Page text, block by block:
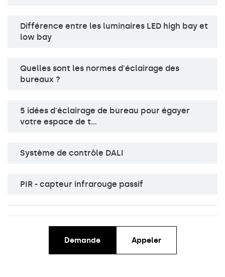
Différence entre les luminaires LED high bay et
low bay
Quelles sont les normes d'éclairage des
bureaux ?
5 idées d'éclairage de bureau pour égayer
votre espace de t…
Système de contrôle DALI
PIR - capteur infrarouge passif
Demande Appeler